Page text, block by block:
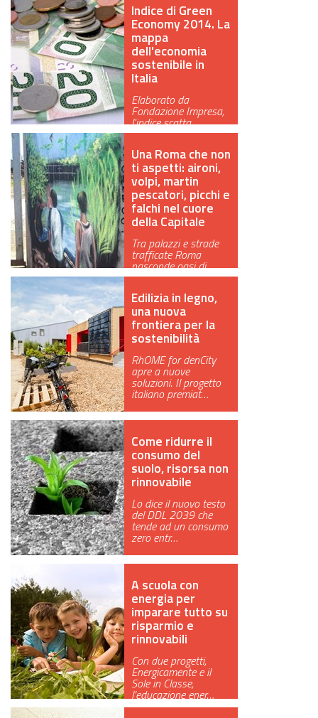
Indice di Green
Economy 2014. La
mappa
dell'economia
sostenibile in
Italia
Elaborato da
Fondazione Impresa,
l'indice scatta
un'istantanea della g…
Una Roma che non
ti aspetti: aironi,
volpi, martin
pescatori, picchi e
falchi nel cuore
della Capitale
Tra palazzi e strade
trafficate Roma
nasconde oasi di
biodiversità. In…
Edilizia in legno,
una nuova
frontiera per la
sostenibilità
RhOME for denCity
apre a nuove
soluzioni. Il progetto
italiano premiat…
Come ridurre il
consumo del
suolo, risorsa non
rinnovabile
Lo dice il nuovo testo
del DDL 2039 che
tende ad un consumo
zero entr…
A scuola con
energia per
imparare tutto su
risparmio e
rinnovabili
Con due progetti,
Energicamente e il
Sole in Classe,
l’educazione ener…